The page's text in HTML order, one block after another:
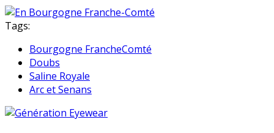
Tags:
Bourgogne FrancheComté
Doubs
Saline Royale
Arc et Senans